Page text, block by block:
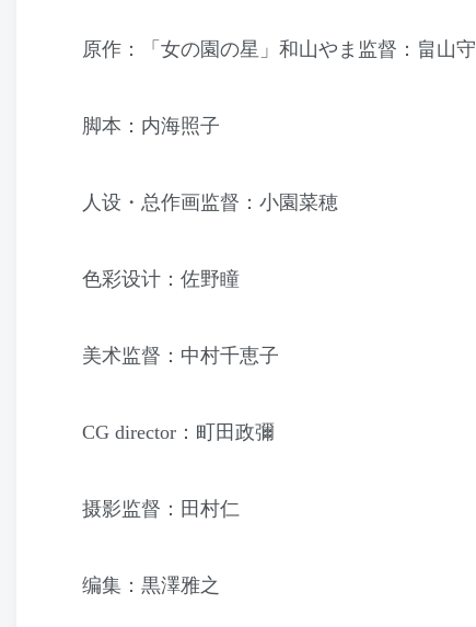
原作：「女の園の星」和山やま监督：畠山守
脚本：内海照子
人设・总作画监督：小園菜穂
色彩设计：佐野瞳
美术监督：中村千恵子
CG director：町田政彌
摄影监督：田村仁
编集：黒澤雅之